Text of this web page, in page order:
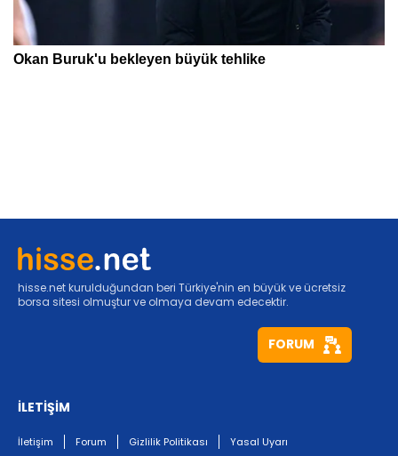
hisse.net kurulduğundan beri Türkiye'nin en büyük ve ücretsiz
borsa sitesi olmuştur ve olmaya devam edecektir.
FORUM
İLETİŞİM
İletişim Forum Gizlilik Politikası Yasal Uyarı